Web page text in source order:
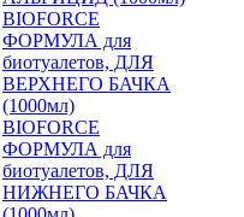
BIOFORCE
ФОРМУЛА для
биотуалетов, ДЛЯ
ВЕРХНЕГО БАЧКА
(1000мл)
BIOFORCE
ФОРМУЛА для
биотуалетов, ДЛЯ
НИЖНЕГО БАЧКА